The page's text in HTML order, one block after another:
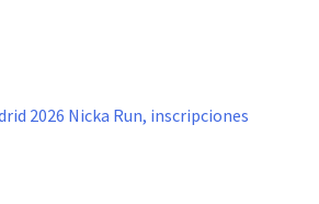
2026 Nicka Run, inscripciones